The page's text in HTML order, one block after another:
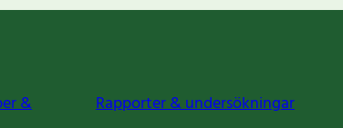
&
Rapporter & undersökningar